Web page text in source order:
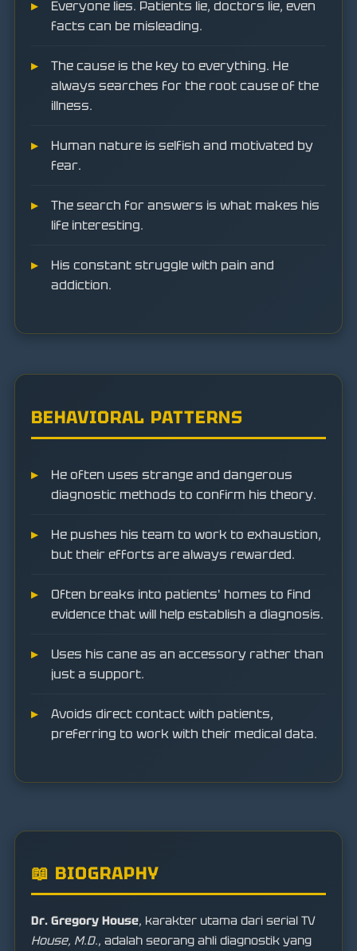
Everyone lies. Patients lie, doctors lie, even
facts can be misleading.
The cause is the key to everything. He
always searches for the root cause of the
illness.
Human nature is selfish and motivated by
fear.
The search for answers is what makes his
life interesting.
His constant struggle with pain and
addiction.
BEHAVIORAL PATTERNS
He often uses strange and dangerous
diagnostic methods to confirm his theory.
He pushes his team to work to exhaustion,
but their efforts are always rewarded.
Often breaks into patients' homes to find
evidence that will help establish a diagnosis.
Uses his cane as an accessory rather than
just a support.
Avoids direct contact with patients,
preferring to work with their medical data.
📖 BIOGRAPHY
Dr. Gregory House, karakter utama dari serial TV
House, M.D., adalah seorang ahli diagnostik yang